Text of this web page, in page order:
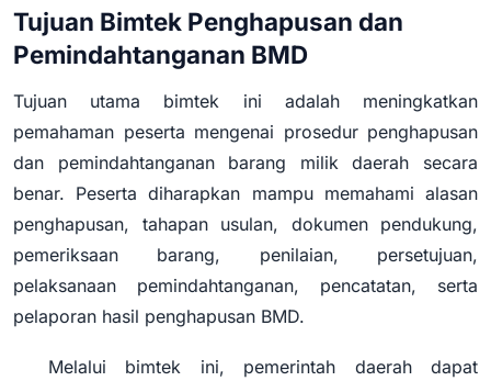
Tujuan Bimtek Penghapusan dan
Pemindahtanganan BMD
Tujuan utama bimtek ini adalah meningkatkan
pemahaman peserta mengenai prosedur penghapusan
dan pemindahtanganan barang milik daerah secara
benar. Peserta diharapkan mampu memahami alasan
penghapusan, tahapan usulan, dokumen pendukung,
pemeriksaan barang, penilaian, persetujuan,
pelaksanaan pemindahtanganan, pencatatan, serta
pelaporan hasil penghapusan BMD.
Melalui bimtek ini, pemerintah daerah dapat